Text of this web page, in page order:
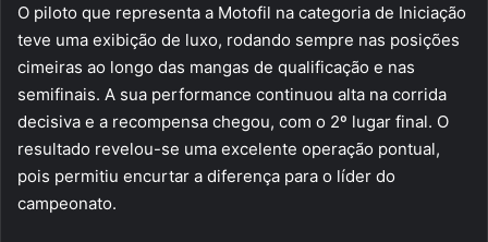
O piloto que representa a Motofil na categoria de Iniciação
teve uma exibição de luxo, rodando sempre nas posições
cimeiras ao longo das mangas de qualificação e nas
semifinais. A sua performance continuou alta na corrida
decisiva e a recompensa chegou, com o 2º lugar final. O
resultado revelou-se uma excelente operação pontual,
pois permitiu encurtar a diferença para o líder do
campeonato.